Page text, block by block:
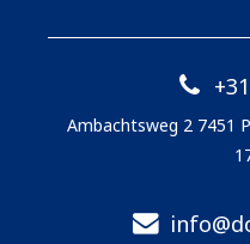
Ambachtsweg 2 7451